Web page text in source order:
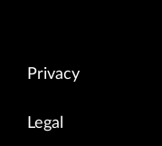
Privacy
Legal